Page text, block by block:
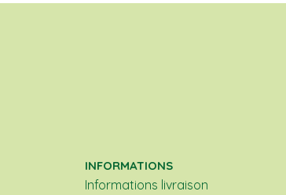
INFORMATIONS
Informations livraison